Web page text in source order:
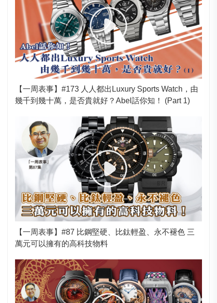
【一周表事】#173 人人都出Luxury Sports Watch，由
幾千到幾十萬，是否貴就好？Abel話你知！ (Part 1)
【一周表事】#87 比鋼堅硬、比鈦輕盈、永不褪色 三
萬元可以擁有的高科技物料